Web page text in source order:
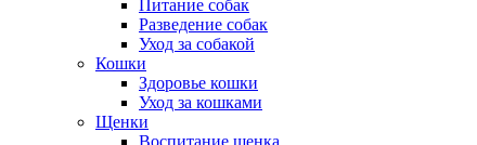
Питание собак
Разведение собак
Уход за собакой
Кошки
Здоровье кошки
Уход за кошками
Щенки